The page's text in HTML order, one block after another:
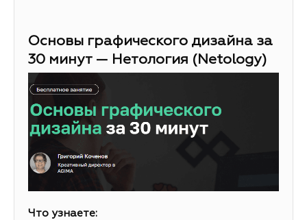
Основы графического дизайна за
30 минут — Нетология (Netology)
Что узнаете: